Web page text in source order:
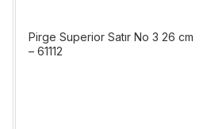
Pirge Superior Satır No 3 26 cm
– 61112